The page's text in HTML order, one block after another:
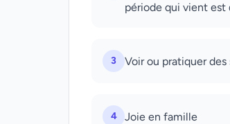
période qui vient est
3 Voir ou pratiquer
4 Joie en famille